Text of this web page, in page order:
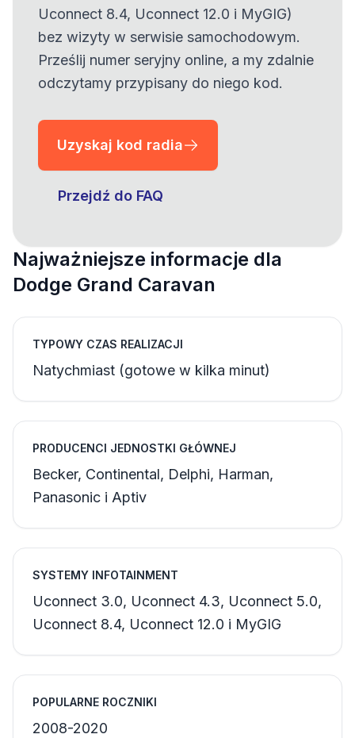
Uconnect 8.4, Uconnect 12.0 i MyGIG)
bez wizyty w serwisie samochodowym.
Prześlij numer seryjny online, a my zdalnie
odczytamy przypisany do niego kod.
Uzyskaj kod radia
Przejdź do FAQ
Najważniejsze informacje dla
Dodge Grand Caravan
TYPOWY CZAS REALIZACJI
Natychmiast (gotowe w kilka minut)
PRODUCENCI JEDNOSTKI GŁÓWNEJ
Becker, Continental, Delphi, Harman,
Panasonic i Aptiv
SYSTEMY INFOTAINMENT
Uconnect 3.0, Uconnect 4.3, Uconnect 5.0,
Uconnect 8.4, Uconnect 12.0 i MyGIG
POPULARNE ROCZNIKI
2008-2020